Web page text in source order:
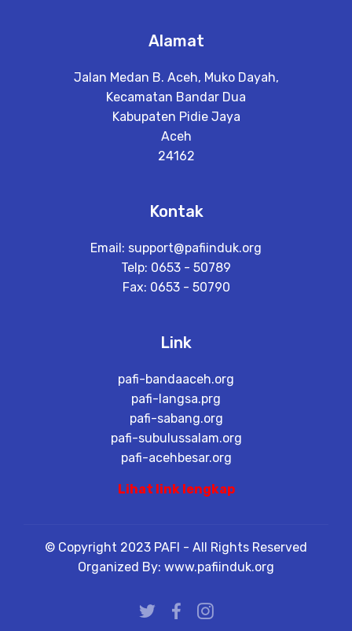
Alamat
Jalan Medan B. Aceh, Muko Dayah,
Kecamatan Bandar Dua
Kabupaten Pidie Jaya
Aceh
24162
Kontak
Email: support@pafiinduk.org
Telp: 0653 - 50789
Fax: 0653 - 50790
Link
pafi-bandaaceh.org
pafi-langsa.prg
pafi-sabang.org
pafi-subulussalam.org
pafi-acehbesar.org
Lihat link lengkap
© Copyright 2023 PAFI - All Rights Reserved
Organized By: www.pafiinduk.org